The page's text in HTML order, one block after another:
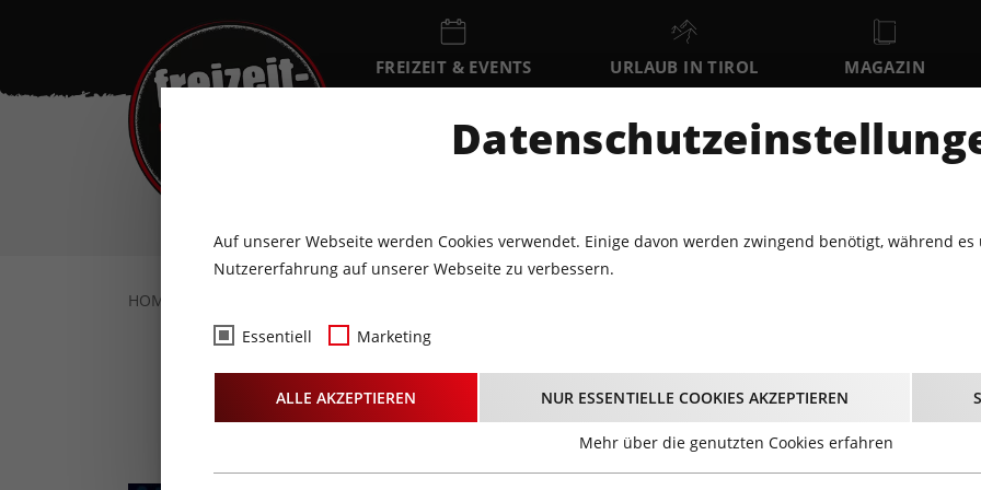
FREIZEIT & EVENTS URLAUB IN TIROL MAGAZIN
EVENTKALENDER
SO MO DI 12
HOME
The Musical Sound of
08.04.2026 - Beginn 19:00 Uhr
Auf unserer Webseite werden Cookies verwendet. Einige davon werden zwingend benötigt, während
Nutzererfahrung auf unserer Webseite zu verbessern.
Essentiell Marketing
ALLE AKZEPTIEREN NUR ESSENTIELLE COOKIES AKZEPTIEREN
Mehr über die genutzten Cookies erfahren